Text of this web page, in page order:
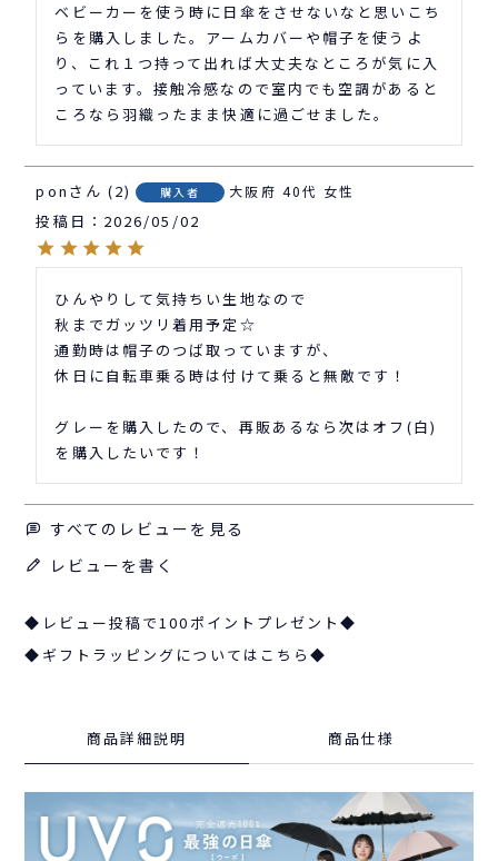
ベビーカーを使う時に日傘をさせないなと思いこち
らを購入しました。アームカバーや帽子を使うよ
り、これ１つ持って出れば大丈夫なところが気に入
っています。接触冷感なので室内でも空調があると
ころなら羽織ったまま快適に過ごせました。
pon 2 購入者 大阪府 40代 女性
投稿日 2026/05/02
ひんやりして気持ちい生地なので
秋までガッツリ着用予定☆
通勤時は帽子のつば取っていますが、
休日に自転車乗る時は付けて乗ると無敵です！
グレーを購入したので、再販あるなら次はオフ(白)
を購入したいです！
すべてのレビューを見る
レビューを書く
◆レビュー投稿で100ポイントプレゼント◆
◆ギフトラッピングについてはこちら◆
商品詳細説明 商品仕様